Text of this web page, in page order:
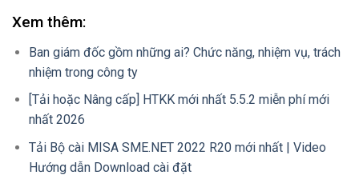
Xem thêm:
Ban giám đốc gồm những ai? Chức năng, nhiệm vụ, trách
nhiệm trong công ty
[Tải hoặc Nâng cấp] HTKK mới nhất 5.5.2 miễn phí mới
nhất 2026
Tải Bộ cài MISA SME.NET 2022 R20 mới nhất | Video
Hướng dẫn Download cài đặt